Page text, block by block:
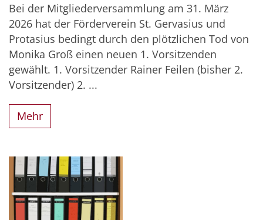
Bei der Mitgliederversammlung am 31. März
2026 hat der Förderverein St. Gervasius und
Protasius bedingt durch den plötzlichen Tod von
Monika Groß einen neuen 1. Vorsitzenden
gewählt. 1. Vorsitzender Rainer Feilen (bisher 2.
Vorsitzender) 2. ...
Mehr